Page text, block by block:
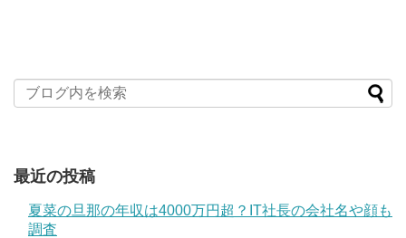
最近の投稿
夏菜の旦那の年収は4000万円超？IT社長の会社名や顔も
調査